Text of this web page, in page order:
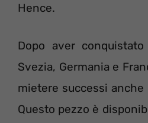
Hence.
Dopo aver
Svezia, Germania e
mietere successi anche
Questo pezzo è